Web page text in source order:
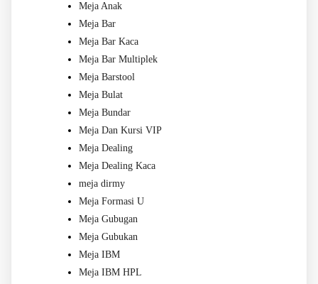
Meja Anak
Meja Bar
Meja Bar Kaca
Meja Bar Multiplek
Meja Barstool
Meja Bulat
Meja Bundar
Meja Dan Kursi VIP
Meja Dealing
Meja Dealing Kaca
meja dirmy
Meja Formasi U
Meja Gubugan
Meja Gubukan
Meja IBM
Meja IBM HPL